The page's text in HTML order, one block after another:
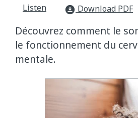
Listen download_for_offline Download PDF
Découvrez comment le
le fonctionnement du
mentale.